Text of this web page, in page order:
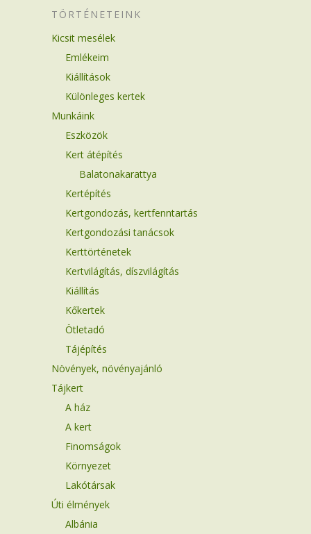
TÖRTÉNETEINK
Kicsit mesélek
Emlékeim
Kiállítások
Különleges kertek
Munkáink
Eszközök
Kert átépítés
Balatonakarattya
Kertépítés
Kertgondozás, kertfenntartás
Kertgondozási tanácsok
Kerttörténetek
Kertvilágítás, díszvilágítás
Kiállítás
Kőkertek
Ötletadó
Tájépítés
Növények, növényajánló
Tájkert
A ház
A kert
Finomságok
Környezet
Lakótársak
Úti élmények
Albánia